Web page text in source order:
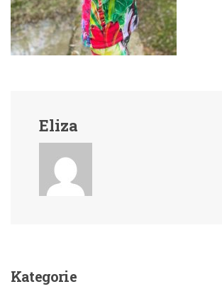
Eliza
Kategorie